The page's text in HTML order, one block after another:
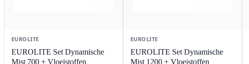
EUROLITE
EUROLITE Set Dynamische
Mist 700 + Vloeistoffen
EUROLITE
EUROLITE Set Dynamische
Mist 1200 + Vloeistoffen